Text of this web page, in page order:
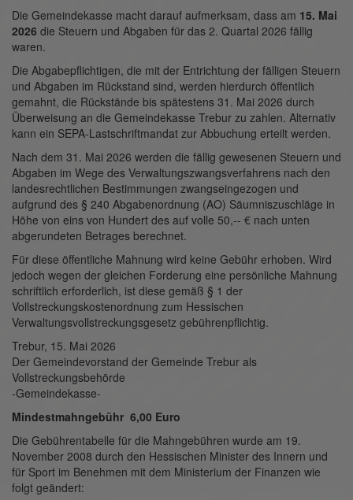
Die Gemeindekasse macht darauf aufmerksam, dass am 15. Mai
2026 die Steuern und Abgaben für das 2. Quartal 2026 fällig
waren.
Die Abgabepflichtigen, die mit der Entrichtung der fälligen Steuern
und Abgaben im Rückstand sind, werden hierdurch öffentlich
gemahnt, die Rückstände bis spätestens 31. Mai 2026 durch
Überweisung an die Gemeindekasse Trebur zu zahlen. Alternativ
kann ein SEPA-Lastschriftmandat zur Abbuchung erteilt werden.
Nach dem 31. Mai 2026 werden die fällig gewesenen Steuern und
Abgaben im Wege des Ver­waltungszwangsverfahrens nach den
landesrechtlichen Bestimmungen zwangseingezogen und
aufgrund des § 240 Abgabenordnung (AO) Säumniszuschläge in
Höhe von eins von Hundert des auf volle 50,-- € nach unten
abgerundeten Betrages berechnet.
Für diese öffentliche Mahnung wird keine Gebühr erhoben. Wird
jedoch wegen der gleichen Forde­rung eine persönliche Mahnung
schriftlich erforderlich, ist diese gemäß § 1 der
Vollstreckungskosten­ordnung zum Hessischen
Verwaltungsvollstreckungsgesetz gebührenpflichtig.
Trebur, 15. Mai 2026
Der Gemeindevorstand der Gemeinde Trebur als
Vollstreckungsbehörde
-Gemeindekasse-
Mindestmahngebühr 6,00 Euro
Die Gebührentabelle für die Mahngebühren wurde am 19.
November 2008 durch den Hessischen Minister des Innern und
für Sport im Benehmen mit dem Ministerium der Finanzen wie
folgt geändert: